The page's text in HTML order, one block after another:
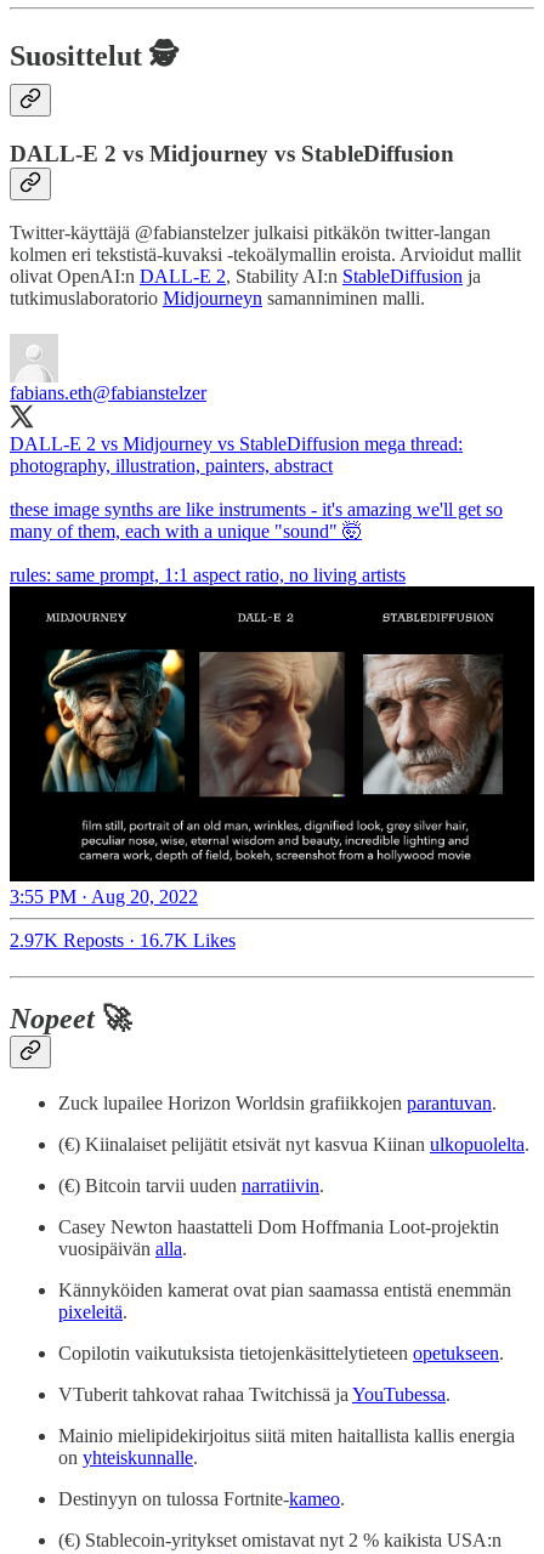
Suosittelut 🕵️
DALL-E 2 vs Midjourney vs StableDiffusion
Twitter-käyttäjä @fabianstelzer julkaisi pitkäkön twitter-langan
kolmen eri tekstistä-kuvaksi -tekoälymallin eroista. Arvioidut mallit
olivat OpenAI:n DALL-E 2, Stability AI:n StableDiffusion ja
tutkimuslaboratorio Midjourneyn samanniminen malli.
fabians.eth@fabianstelzer
DALL-E 2 vs Midjourney vs StableDiffusion mega thread:
photography, illustration, painters, abstract
these image synths are like instruments - it's amazing we'll get so
many of them, each with a unique "sound" 🤯
rules: same prompt, 1:1 aspect ratio, no living artists
3:55 PM · Aug 20, 2022
2.97K Reposts · 16.7K Likes
Nopeet🚀
Zuck lupailee Horizon Worldsin grafiikkojen parantuvan.
(€) Kiinalaiset pelijätit etsivät nyt kasvua Kiinan ulkopuolelta.
(€) Bitcoin tarvii uuden narratiivin.
Casey Newton haastatteli Dom Hoffmania Loot-projektin
vuosipäivän alla.
Kännyköiden kamerat ovat pian saamassa entistä enemmän
pixeleitä.
Copilotin vaikutuksista tietojenkäsittelytieteen opetukseen.
VTuberit tahkovat rahaa Twitchissä ja YouTubessa.
Mainio mielipidekirjoitus siitä miten haitallista kallis energia
on yhteiskunnalle.
Destinyyn on tulossa Fortnite-kameo.
(€) Stablecoin-yritykset omistavat nyt 2 % kaikista USA:n